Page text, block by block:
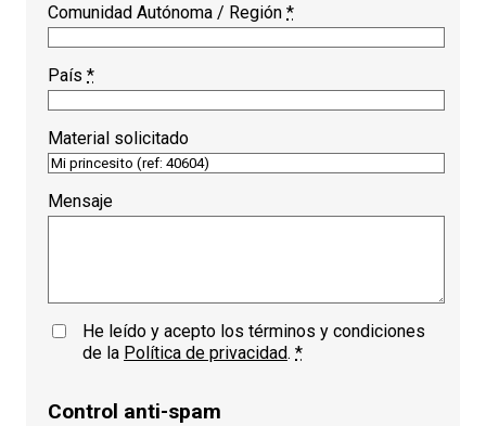
Comunidad Autónoma / Región *
País *
Material solicitado
Mensaje
He leído y acepto los términos y condiciones
de la Política de privacidad. *
Control anti-spam